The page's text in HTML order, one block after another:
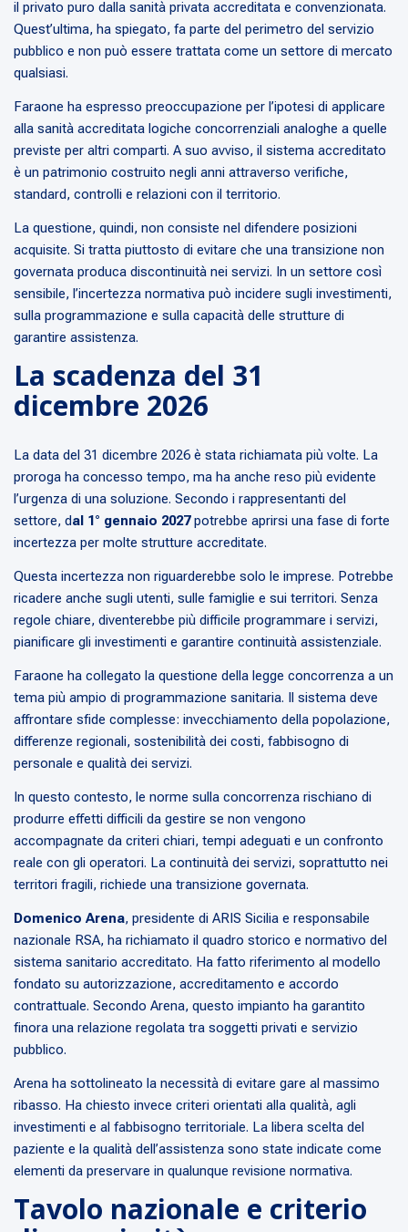
il privato puro dalla sanità privata accreditata e convenzionata.
Quest’ultima, ha spiegato, fa parte del perimetro del servizio
pubblico e non può essere trattata come un settore di mercato
qualsiasi.
Faraone ha espresso preoccupazione per l’ipotesi di applicare
alla sanità accreditata logiche concorrenziali analoghe a quelle
previste per altri comparti. A suo avviso, il sistema accreditato
è un patrimonio costruito negli anni attraverso verifiche,
standard, controlli e relazioni con il territorio.
La questione, quindi, non consiste nel difendere posizioni
acquisite. Si tratta piuttosto di evitare che una transizione non
governata produca discontinuità nei servizi. In un settore così
sensibile, l’incertezza normativa può incidere sugli investimenti,
sulla programmazione e sulla capacità delle strutture di
garantire assistenza.
La scadenza del 31
dicembre 2026
La data del 31 dicembre 2026 è stata richiamata più volte. La
proroga ha concesso tempo, ma ha anche reso più evidente
l’urgenza di una soluzione. Secondo i rappresentanti del
settore, dal 1° gennaio 2027potrebbe aprirsi una fase di forte
incertezza per molte strutture accreditate.
Questa incertezza non riguarderebbe solo le imprese. Potrebbe
ricadere anche sugli utenti, sulle famiglie e sui territori. Senza
regole chiare, diventerebbe più difficile programmare i servizi,
pianificare gli investimenti e garantire continuità assistenziale.
Faraone ha collegato la questione della legge concorrenza a un
tema più ampio di programmazione sanitaria. Il sistema deve
affrontare sfide complesse: invecchiamento della popolazione,
differenze regionali, sostenibilità dei costi, fabbisogno di
personale e qualità dei servizi.
In questo contesto, le norme sulla concorrenza rischiano di
produrre effetti difficili da gestire se non vengono
accompagnate da criteri chiari, tempi adeguati e un confronto
reale con gli operatori. La continuità dei servizi, soprattutto nei
territori fragili, richiede una transizione governata.
Domenico Arena, presidente di ARIS Sicilia e responsabile
nazionale RSA, ha richiamato il quadro storico e normativo del
sistema sanitario accreditato. Ha fatto riferimento al modello
fondato su autorizzazione, accreditamento e accordo
contrattuale. Secondo Arena, questo impianto ha garantito
finora una relazione regolata tra soggetti privati e servizio
pubblico.
Arena ha sottolineato la necessità di evitare gare al massimo
ribasso. Ha chiesto invece criteri orientati alla qualità, agli
investimenti e al fabbisogno territoriale. La libera scelta del
paziente e la qualità dell’assistenza sono state indicate come
elementi da preservare in qualunque revisione normativa.
Tavolo nazionale e criterio